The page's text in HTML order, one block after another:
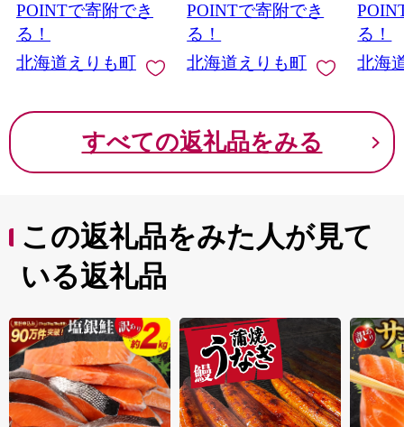
POINTで寄附でき
る！
北海道えりも町
POINTで寄附でき
る！
北海道えりも町
る！
北海
すべての返礼品をみる
この返礼品をみた人が見て
いる返礼品